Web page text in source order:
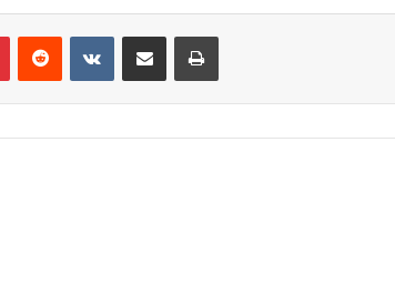
PinterestReddit VKontakteCompartir por correo electrónicoImprimir